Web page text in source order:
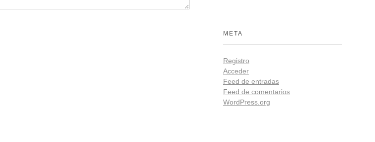
META
Registro
Acceder
Feed de entradas
Feed de comentarios
WordPress.org